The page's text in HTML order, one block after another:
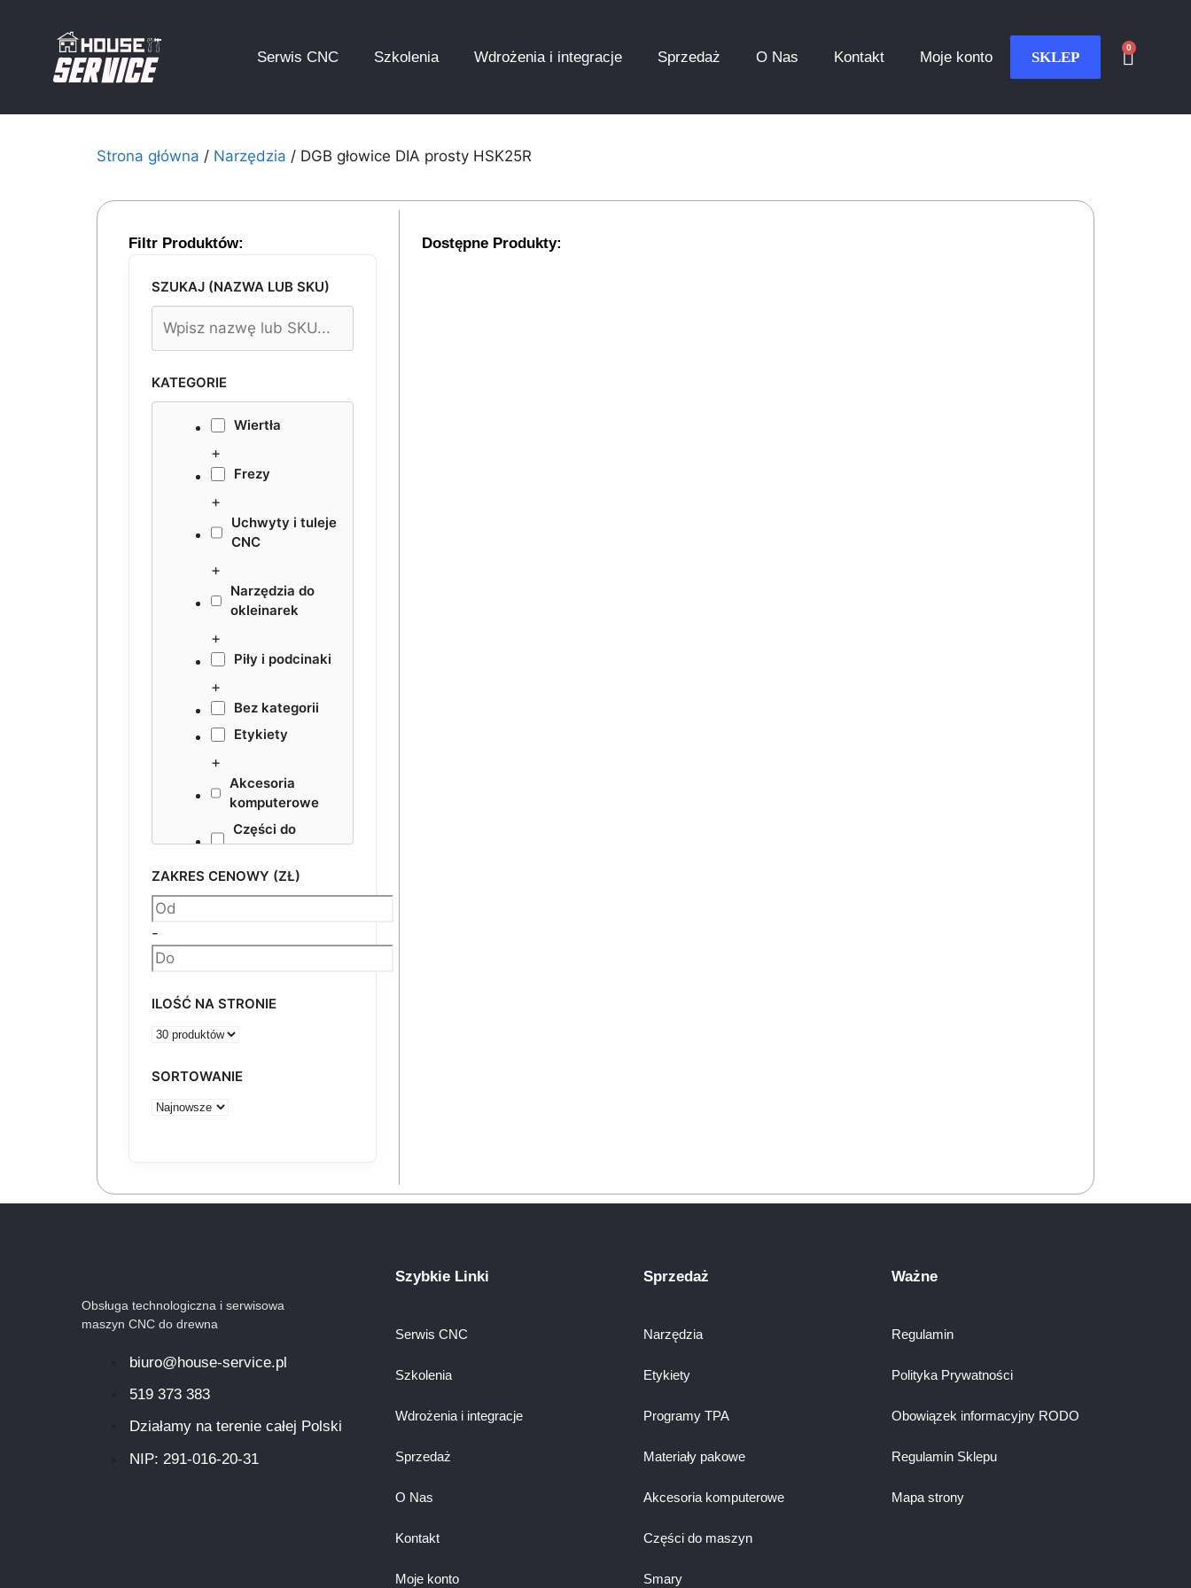
Serwis CNC Szkolenia Wdrożenia i integracje Sprzedaż O Nas Kontakt Moje konto SKLEP
0
Strona główna / Narzędzia / DGB głowice DIA prosty HSK25R
Filtr Produktów:
SZUKAJ (NAZWA LUB SKU)
KATEGORIE
Wiertła
+
Frezy
+
Uchwyty i tuleje
CNC
+
Narzędzia do
okleinarek
+
Piły i podcinaki
+
Bez kategorii
Etykiety
+
Akcesoria
komputerowe
Części do
maszyn
+
Materiały
Smary
Akcesoria
ZAKRES CENOWY (ZŁ)
-
ILOŚĆ NA STRONIE
SORTOWANIE
Dostępne Produkty:
Obsługa technologiczna i serwisowa
maszyn CNC do drewna
biuro@house-service.pl
519 373 383
Działamy na terenie całej Polski
NIP: 291-016-20-31​
Szybkie Linki
Serwis CNC
Szkolenia
Wdrożenia i integracje
Sprzedaż
O Nas
Kontakt
Moje konto
Sprzedaż
Narzędzia
Etykiety
Programy TPA
Materiały pakowe
Akcesoria komputerowe
Części do maszyn
Smary
Ważne
Regulamin
Polityka Prywatności
Obowiązek informacyjny RODO
Regulamin Sklepu
Mapa strony